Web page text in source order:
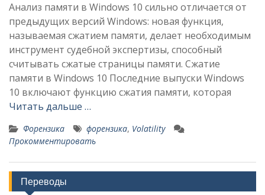
Анализ памяти в Windows 10 сильно отличается от
предыдущих версий Windows: новая функция,
называемая сжатием памяти, делает необходимым
инструмент судебной экспертизы, способный
считывать сжатые страницы памяти. Сжатие
памяти в Windows 10 Последние выпуски Windows
10 включают функцию сжатия памяти, которая
Читать дальше …
Форензика форензика, Volatility
Прокомментировать
Переводы